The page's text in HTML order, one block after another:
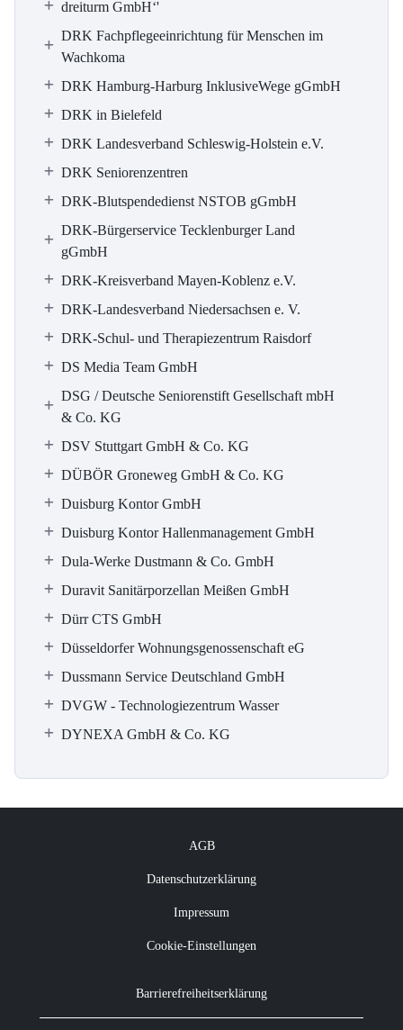
dreiturm GmbH‘'
DRK Fachpflegeeinrichtung für Menschen im
Wachkoma
DRK Hamburg-Harburg InklusiveWege gGmbH
DRK in Bielefeld
DRK Landesverband Schleswig-Holstein e.V.
DRK Seniorenzentren
DRK-Blutspendedienst NSTOB gGmbH
DRK-Bürgerservice Tecklenburger Land
gGmbH
DRK-Kreisverband Mayen-Koblenz e.V.
DRK-Landesverband Niedersachsen e. V.
DRK-Schul- und Therapiezentrum Raisdorf
DS Media Team GmbH
DSG / Deutsche Seniorenstift Gesellschaft mbH
& Co. KG
DSV Stuttgart GmbH & Co. KG
DÜBÖR Groneweg GmbH & Co. KG
Duisburg Kontor GmbH
Duisburg Kontor Hallenmanagement GmbH
Dula-Werke Dustmann & Co. GmbH
Duravit Sanitärporzellan Meißen GmbH
Dürr CTS GmbH
Düsseldorfer Wohnungsgenossenschaft eG
Dussmann Service Deutschland GmbH
DVGW - Technologiezentrum Wasser
DYNEXA GmbH & Co. KG
AGB
Datenschutzerklärung
Impressum
Cookie-Einstellungen
Barrierefreiheitserklärung